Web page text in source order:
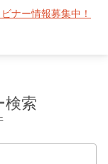
ナー情報募集中！
検索